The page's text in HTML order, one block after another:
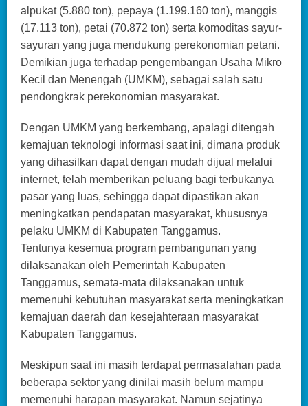
alpukat (5.880 ton), pepaya (1.199.160 ton), manggis
(17.113 ton), petai (70.872 ton) serta komoditas sayur-
sayuran yang juga mendukung perekonomian petani.
Demikian juga terhadap pengembangan Usaha Mikro
Kecil dan Menengah (UMKM), sebagai salah satu
pendongkrak perekonomian masyarakat.
Dengan UMKM yang berkembang, apalagi ditengah
kemajuan teknologi informasi saat ini, dimana produk
yang dihasilkan dapat dengan mudah dijual melalui
internet, telah memberikan peluang bagi terbukanya
pasar yang luas, sehingga dapat dipastikan akan
meningkatkan pendapatan masyarakat, khususnya
pelaku UMKM di Kabupaten Tanggamus.
Tentunya kesemua program pembangunan yang
dilaksanakan oleh Pemerintah Kabupaten
Tanggamus, semata-mata dilaksanakan untuk
memenuhi kebutuhan masyarakat serta meningkatkan
kemajuan daerah dan kesejahteraan masyarakat
Kabupaten Tanggamus.
Meskipun saat ini masih terdapat permasalahan pada
beberapa sektor yang dinilai masih belum mampu
memenuhi harapan masyarakat. Namun sejatinya